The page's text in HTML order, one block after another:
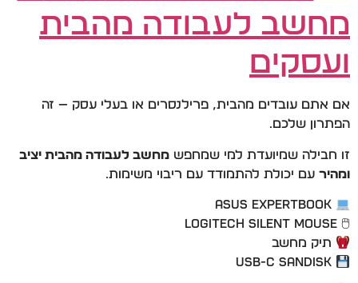
מחשב לעבודה מהבית
ועסקים
אם אתם עובדים מהבית, פרילנסרים או בעלי עסק — זה
הפתרון שלכם.
זו חבילה שמיועדת למי שמחפש מחשב לעבודה מהבית יציב
ומהיר עם יכולת להתמודד עם ריבוי משימות.
ASUS ExpertBook
🖱 Logitech Silent Mouse
תיק מחשב
USB-C SanDisk